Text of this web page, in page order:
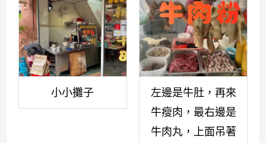
小小攤子
左邊是牛肚，再來
牛瘦肉，最右邊是
牛肉丸，上面吊著